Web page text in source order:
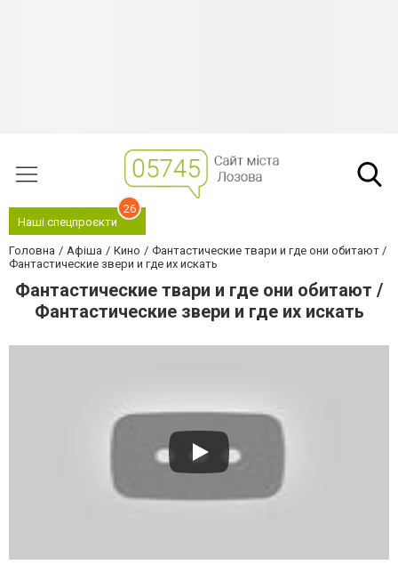
Наші спецпроєкти
26
Головна Афіша Кино
Фантастические твари и где они обитают /
Фантастические звери и где их искать
Фантастические твари и где они обитают /
Фантастические звери и где их искать